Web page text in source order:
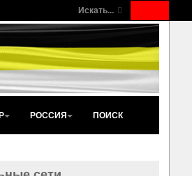
Искать...
РОССИЯ ПОИСК